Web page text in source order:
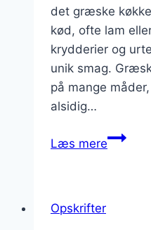
det græske
kød, ofte lam
krydderier og
unik smag.
på mange
alsidig…
Læs mere
Opskrifter